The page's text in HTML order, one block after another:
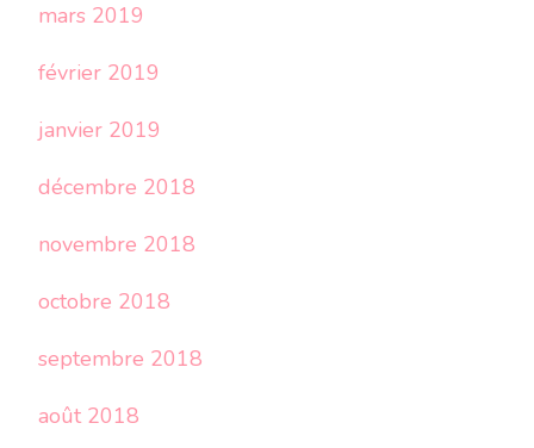
mars 2019
février 2019
janvier 2019
décembre 2018
novembre 2018
octobre 2018
septembre 2018
août 2018